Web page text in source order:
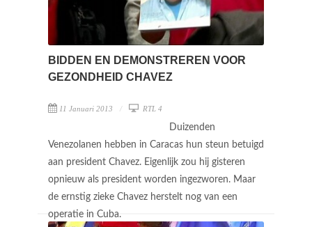
BIDDEN EN DEMONSTREREN VOOR
GEZONDHEID CHAVEZ
11 Januari 2013 RTL 4
Duizenden
Venezolanen hebben in Caracas hun steun betuigd
aan president Chavez. Eigenlijk zou hij gisteren
opnieuw als president worden ingezworen. Maar
de ernstig zieke Chavez herstelt nog van een
operatie in Cuba.